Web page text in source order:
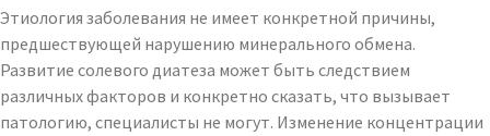
Этиология заболевания не имеет конкретной причины,
предшествующей нарушению минерального обмена.
Развитие солевого диатеза может быть следствием
различных факторов и конкретно сказать, что вызывает
патологию, специалисты не могут. Изменение концентрации